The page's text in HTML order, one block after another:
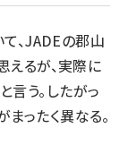
、JADEの郡山
えるが、実際に
う。したがっ
ったく異なる。